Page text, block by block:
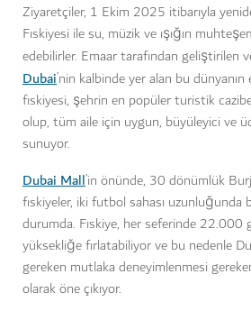
Ziyaretçiler, 1 Ekim 2025 itibarıyla
Fıskiyesi ile su, müzik ve ışığın
edebilirler. Emaar tarafından geliştirilen
Dubai’nin kalbinde yer alan bu
fıskiyesi, şehrin en popüler turistik
olup, tüm aile için uygun, büyüleyici ve
sunuyor.
Dubai Mall’in önünde, 30 dönümlük
fıskiyeler, iki futbol sahası uzunluğunda
durumda. Fıskiye, her seferinde
yüksekliğe fırlatabiliyor ve bu nedenle
gereken mutlaka deneyimlenmesi
olarak öne çıkıyor.